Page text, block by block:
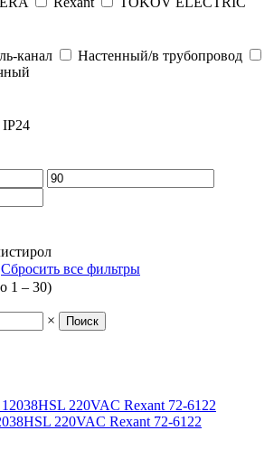
канал
Настенный/в трубопровод
IP24
Сбросить все фильтры
1 – 30)
×
Поиск
220VAC Rexant 72-6122